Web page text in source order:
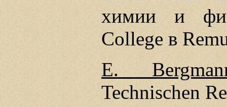
химии и
College в
Е.
Technischen